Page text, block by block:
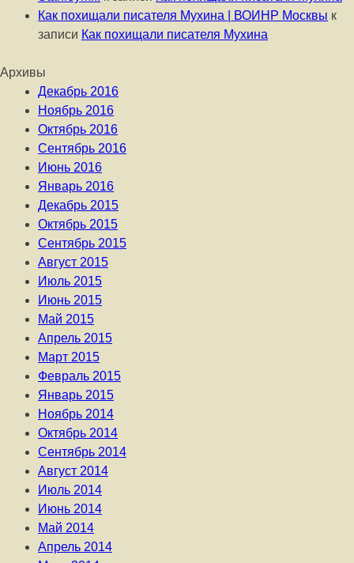
Как похищали писателя Мухина | ВОИНР Москвы к
записи Как похищали писателя Мухина
Архивы
Декабрь 2016
Ноябрь 2016
Октябрь 2016
Сентябрь 2016
Июнь 2016
Январь 2016
Декабрь 2015
Октябрь 2015
Сентябрь 2015
Август 2015
Июль 2015
Июнь 2015
Май 2015
Апрель 2015
Март 2015
Февраль 2015
Январь 2015
Ноябрь 2014
Октябрь 2014
Сентябрь 2014
Август 2014
Июль 2014
Июнь 2014
Май 2014
Апрель 2014